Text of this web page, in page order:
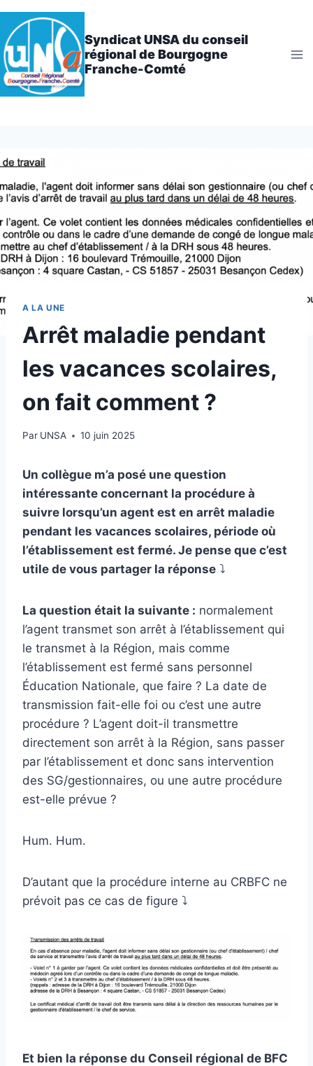
Aller
au
contenu
Syndicat UNSA du conseil
régional de Bourgogne
Franche-Comté
A LA UNE
Arrêt maladie pendant
les vacances scolaires,
on fait comment ?
Par UNSA 10 juin 2025
Un collègue m’a posé une question
intéressante concernant la procédure à
suivre lorsqu’un agent est en arrêt maladie
pendant les vacances scolaires, période où
l’établissement est fermé. Je pense que c’est
utile de vous partager la réponse ⤵️
La question était la suivante : normalement
l’agent transmet son arrêt à l’établissement qui
le transmet à la Région, mais comme
l’établissement est fermé sans personnel
Éducation Nationale, que faire ? La date de
transmission fait-elle foi ou c’est une autre
procédure ? L’agent doit-il transmettre
directement son arrêt à la Région, sans passer
par l’établissement et donc sans intervention
des SG/gestionnaires, ou une autre procédure
est-elle prévue ?
Hum. Hum.
D’autant que la procédure interne au CRBFC ne
prévoit pas ce cas de figure ⤵️
Et bien la réponse du Conseil régional de BFC